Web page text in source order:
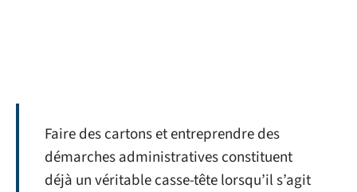
Faire des cartons et entreprendre des
démarches administratives constituent
déjà un véritable casse-tête lorsqu’il s’agit